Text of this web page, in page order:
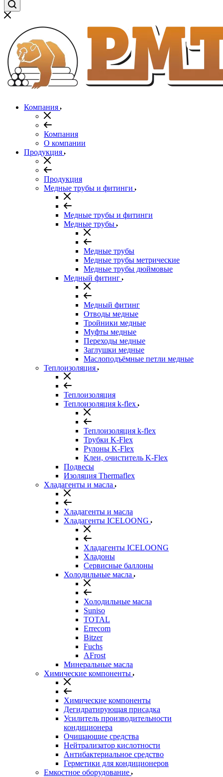
Компания
Компания
О компании
Продукция
Продукция
Медные трубы и фитинги
Медные трубы и фитинги
Медные трубы
Медные трубы
Медные трубы метрические
Медные трубы дюймовые
Медный фитинг
Медный фитинг
Отводы медные
Тройники медные
Муфты медные
Переходы медные
Заглушки медные
Маслоподъёмные петли медные
Теплоизоляция
Теплоизоляция
Теплоизоляция k-flex
Теплоизоляция k-flex
Трубки K-Flex
Рулоны K-Flex
Клеи, очиститель K-Flex
Подвесы
Изоляция Thermaflex
Хладагенты и масла
Хладагенты и масла
Хладагенты ICELOONG
Хладагенты ICELOONG
Хладоны
Сервисные баллоны
Холодильные масла
Холодильные масла
Suniso
TOTAL
Errecom
Bitzer
Fuchs
AFrost
Минеральные масла
Химические компоненты
Химические компоненты
Дегидратирующая присадка
Усилитель производительности
кондиционера
Очищающие средства
Нейтрализатор кислотности
Антибактериальное средство
Герметики для кондиционеров
Емкостное оборудование